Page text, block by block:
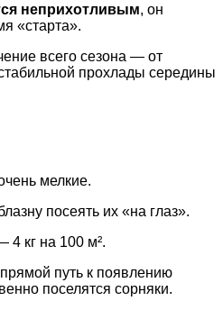
неприхотливым, он
«старта».
всего сезона — от
прохлады середины
мелкие.
посеять их «на глаз».
кг на 100 м².
путь к появлению
поселятся сорняки.